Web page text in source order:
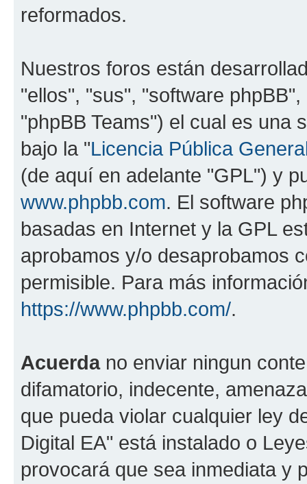
reformados.
Nuestros foros están
"ellos", "sus", "software
"phpBB Teams") el cual es una
bajo la "Licencia Pública
(de aquí en adelante "GPL") y
www.phpbb.com. El software
basadas en Internet y la GPL
aprobamos y/o desaprobamos
permisible. Para más
https://www.phpbb.com/.
Acuerdano enviar ningun
difamatorio, indecente,
que pueda violar cualquier ley
Digital EA" está instalado o
provocará que sea inmediata y